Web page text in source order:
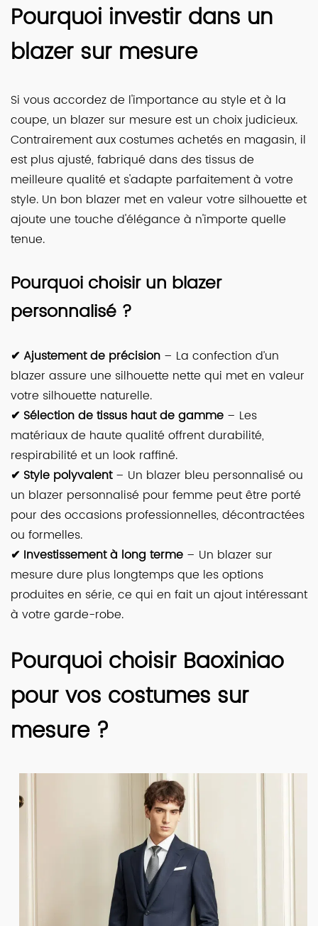
Pourquoi investir dans un
blazer sur mesure
Si vous accordez de l'importance au style et à la
coupe, un blazer sur mesure est un choix judicieux.
Contrairement aux costumes achetés en magasin, il
est plus ajusté, fabriqué dans des tissus de
meilleure qualité et s'adapte parfaitement à votre
style. Un bon blazer met en valeur votre silhouette et
ajoute une touche d'élégance à n'importe quelle
tenue.
Pourquoi choisir un blazer
personnalisé ?
✔ Ajustement de précision – La confection d’un
blazer assure une silhouette nette qui met en valeur
votre silhouette naturelle.
✔ Sélection de tissus haut de gamme – Les
matériaux de haute qualité offrent durabilité,
respirabilité et un look raffiné.
✔ Style polyvalent– Un blazer bleu personnalisé ou
un blazer personnalisé pour femme peut être porté
pour des occasions professionnelles, décontractées
ou formelles.
✔ Investissement à long terme – Un blazer sur
mesure dure plus longtemps que les options
produites en série, ce qui en fait un ajout intéressant
à votre garde-robe.
Pourquoi choisir Baoxiniao
pour vos costumes sur
mesure ?